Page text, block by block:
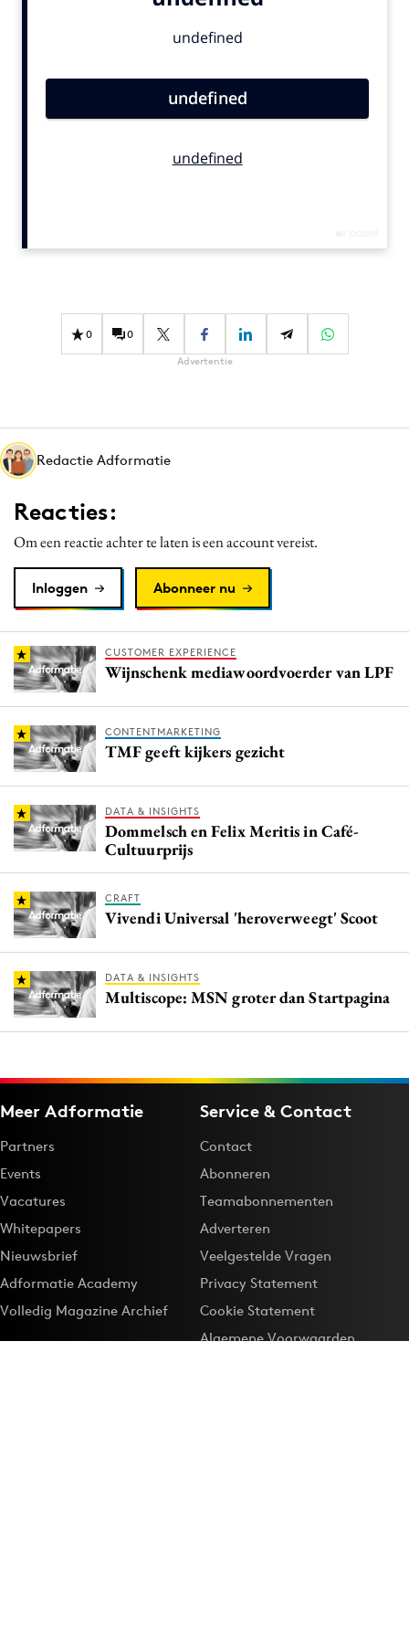
Gedragsverandering
Influencer marketing
Media
Merkstrategie
PR
Programmatic
Purpose Marketing
Reputatie & crisis
0 0
Advertentie
Redactie Adformatie
Reacties:
Om een reactie achter te laten is een account vereist.
Inloggen Abonneer nu
CUSTOMER EXPERIENCE
Wijnschenk mediawoordvoerder van LPF
CONTENTMARKETING
TMF geeft kijkers gezicht
DATA & INSIGHTS
Dommelsch en Felix Meritis in Café-
Cultuurprijs
CRAFT
Vivendi Universal 'heroverweegt' Scoot
DATA & INSIGHTS
Multiscope: MSN groter dan Startpagina
Meer Adformatie
Partners
Events
Vacatures
Whitepapers
Nieuwsbrief
Adformatie Academy
Volledig Magazine Archief
Service & Contact
Contact
Abonneren
Teamabonnementen
Adverteren
Veelgestelde Vragen
Privacy Statement
Cookie Statement
Algemene Voorwaarden